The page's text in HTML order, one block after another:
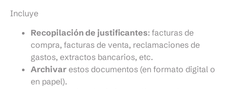
Incluye
Recopilación de justificantes: facturas de
compra, facturas de venta, reclamaciones de
gastos, extractos bancarios, etc.
Archivar estos documentos (en formato digital o
en papel).